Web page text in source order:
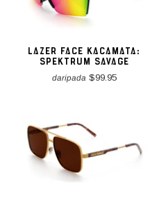
LAZER FACE KACAMATA:
SPEKTRUM SAVAGE
daripada $99.95